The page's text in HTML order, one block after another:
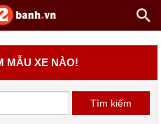
MẪU XE NÀO!